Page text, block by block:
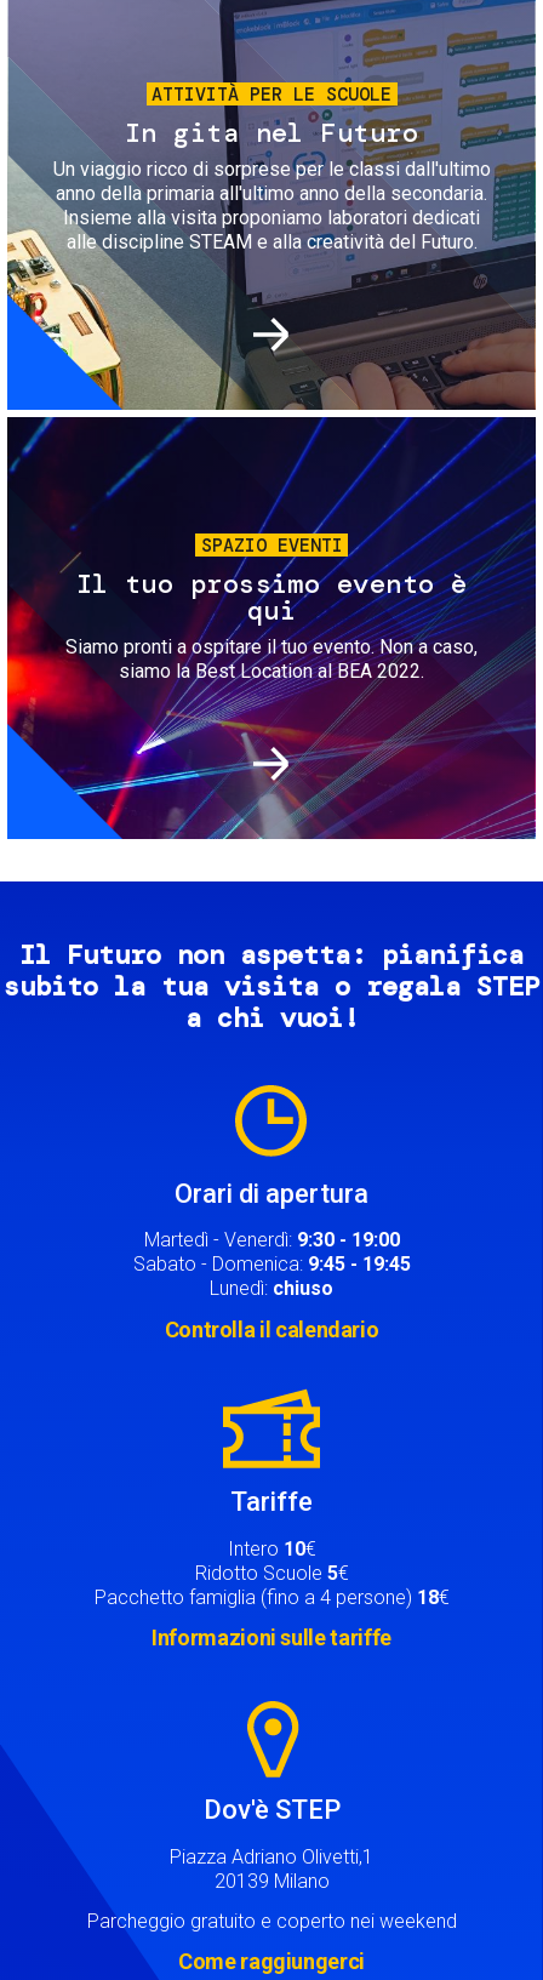
ATTIVITÀ PER LE SCUOLE
In gita nel Futuro
Un viaggio ricco di sorprese per le classi dall'ultimo
anno della primaria all'ultimo anno della secondaria.
Insieme alla visita proponiamo laboratori dedicati
alle discipline STEAM e alla creatività del Futuro.
Immagine
SPAZIO EVENTI
Il tuo prossimo evento è
qui
Siamo pronti a ospitare il tuo evento. Non a caso,
siamo la Best Location al BEA 2022.
Il Futuro non aspetta: pianifica
subito la tua visita o regala STEP
a chi vuoi!
Orari di apertura
Martedì - Venerdì: 9:30 - 19:00
Sabato - Domenica: 9:45 - 19:45
Lunedì: chiuso
Controlla il calendario
Tariffe
Intero 10€
Ridotto Scuole 5€
Pacchetto famiglia (fino a 4 persone) 18€
Informazioni sulle tariffe
Dov'è STEP
Piazza Adriano Olivetti,1
20139 Milano
Parcheggio gratuito e coperto nei weekend
Come raggiungerci